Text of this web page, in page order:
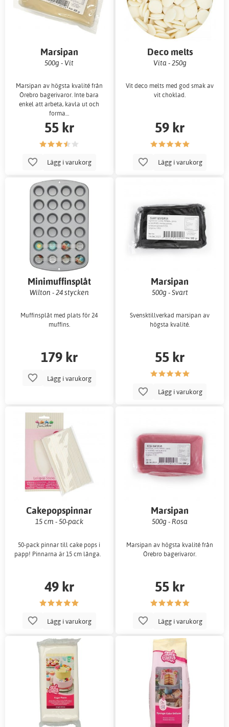
Marsipan
500g - Vit
Marsipan av högsta kvalité från
Örebro bagerivaror. Inte bara
enkel att arbeta, kavla ut och
forma…
55 kr
Lägg i varukorg
Deco melts
Vita - 250g
Vit deco melts med god smak av
vit choklad.
59 kr
Lägg i varukorg
Minimuffinsplåt
Wilton - 24 stycken
Muffinsplåt med plats för 24
muffins.
179 kr
Lägg i varukorg
Marsipan
500g - Svart
Svensktillverkad marsipan av
högsta kvalité.
55 kr
Lägg i varukorg
Cakepopspinnar
15 cm - 50-pack
50-pack pinnar till cake pops i
papp! Pinnarna är 15 cm långa.
49 kr
Lägg i varukorg
Marsipan
500g - Rosa
Marsipan av högsta kvalité från
Örebro bagerivaror.
55 kr
Lägg i varukorg